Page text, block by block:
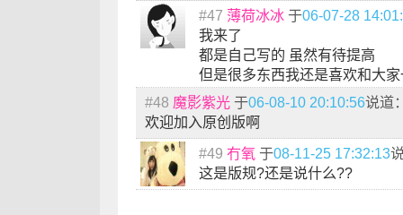
#47 薄荷冰冰 于06-07-28
我来了
都是自己写的 虽然有待提高
但是很多东西我还是喜欢和大
#48 魔影紫光 于06-08-10 20:10:56说道
欢迎加入原创版啊
#49 冇氧 于08-11-25 17:32:13
这是版规?还是说什么??